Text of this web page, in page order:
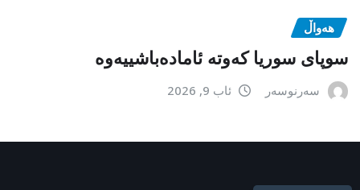
هەواڵ
سوپای سوریا کەوتە ئامادەباشییەوە
سەرنوسەر ئاب 9, 2026